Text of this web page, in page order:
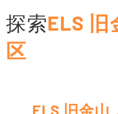
探索ELS
区
ELS 旧金山